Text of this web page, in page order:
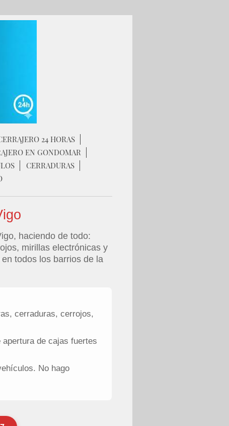
24 HORAS
EN GONDOMAR
CERRADURAS
haciendo de todo:
mirillas electrónicas y
todos los barrios de la
cerraduras, cerrojos,
de cajas fuertes
No hago